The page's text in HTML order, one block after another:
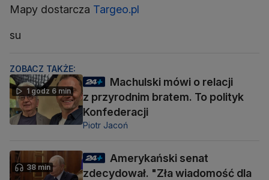
Mapy dostarcza Targeo.pl
su
ZOBACZ TAKŻE:
1 godz 6 min
Machulski mówi o relacji
z przyrodnim bratem. To polityk
Konfederacji
Piotr Jacoń
38 min
Amerykański senat
zdecydował. "Zła wiadomość dla